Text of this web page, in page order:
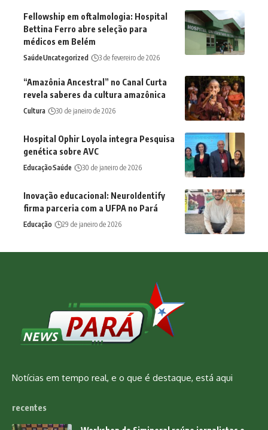
Fellowship em oftalmologia: Hospital
Bettina Ferro abre seleção para
médicos em Belém
SaúdeUncategorized 3 de fevereiro de 2026
“Amazônia Ancestral” no Canal Curta
revela saberes da cultura amazônica
Cultura 30 de janeiro de 2026
Hospital Ophir Loyola integra Pesquisa
genética sobre AVC
EducaçãoSaúde 30 de janeiro de 2026
Inovação educacional: NeuroIdentify
firma parceria com a UFPA no Pará
Educação 29 de janeiro de 2026
Notícias em tempo real, e o que é destaque, está aqui
recentes